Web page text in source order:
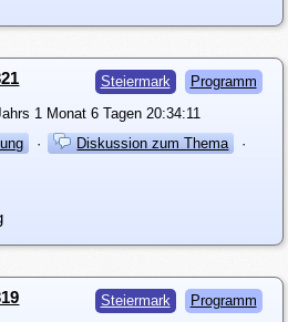
Steiermark Programm
1 Monat 6 Tagen 20:34:11
· Diskussion zum Thema
·
Steiermark Programm